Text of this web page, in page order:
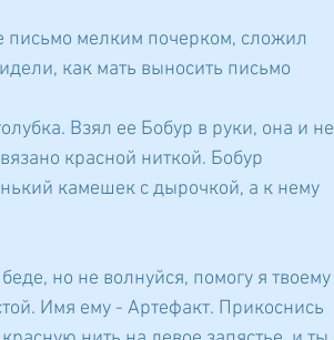
письмо мелким почерком, сложил
как мать выносить письмо
Взял ее Бобур в руки, она и не
красной ниткой. Бобур
камешек с дырочкой, а к нему
но не волнуйся, помогу я твоему
Имя ему - Артефакт. Прикоснись